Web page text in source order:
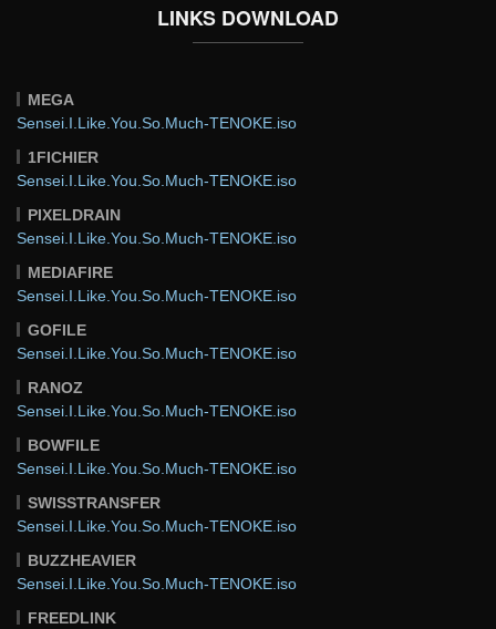
LINKS DOWNLOAD
MEGA
Sensei.I.Like.You.So.Much-TENOKE.iso
1FICHIER
Sensei.I.Like.You.So.Much-TENOKE.iso
PIXELDRAIN
Sensei.I.Like.You.So.Much-TENOKE.iso
MEDIAFIRE
Sensei.I.Like.You.So.Much-TENOKE.iso
GOFILE
Sensei.I.Like.You.So.Much-TENOKE.iso
RANOZ
Sensei.I.Like.You.So.Much-TENOKE.iso
BOWFILE
Sensei.I.Like.You.So.Much-TENOKE.iso
SWISSTRANSFER
Sensei.I.Like.You.So.Much-TENOKE.iso
BUZZHEAVIER
Sensei.I.Like.You.So.Much-TENOKE.iso
FREEDLINK